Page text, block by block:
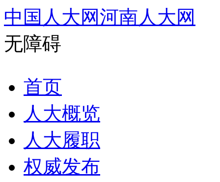
中国人大网河南人大网
无障碍
首页
人大概览
人大履职
权威发布